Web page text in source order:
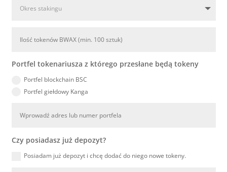
Portfel tokenariusza z którego przesłane będą tokeny
Portfel blockchain BSC
Portfel giełdowy Kanga
Czy posiadasz już depozyt?
Posiadam już depozyt i chcę dodać do niego nowe tokeny.